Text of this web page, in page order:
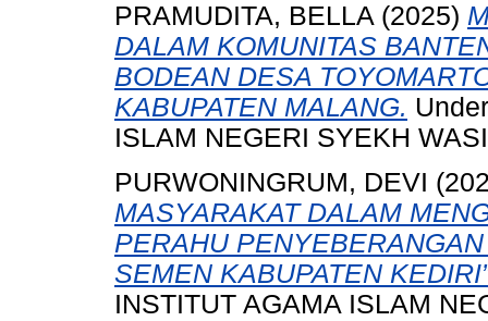
PRAMUDITA, BELLA (2025)
DALAM KOMUNITAS
BODEAN DESA
KABUPATEN MALANG.
ISLAM NEGERI SYEKH
PURWONINGRUM, DEVI
MASYARAKAT DALAM
PERAHU
SEMEN KABUPATEN
INSTITUT AGAMA ISLAM